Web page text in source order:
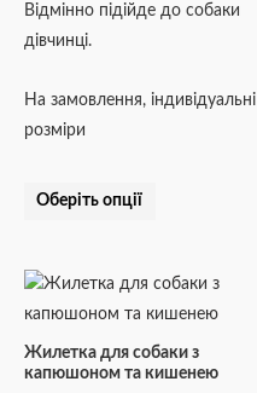
Відмінно підійде до собаки
дівчинці.
На замовлення, індивідуальні
розміри
Оберіть опції
на
Жилетка для собаки з
капюшоном та кишенею
Діапазон
цін:
від
до
₴780
Цей
товар
має
кілька